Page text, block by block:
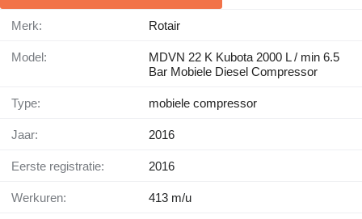
Merk: Rotair
Model:
MDVN 22 K Kubota 2000 L / min 6.5
Bar Mobiele Diesel Compressor
Type: mobiele compressor
Jaar: 2016
Eerste registratie: 2016
Werkuren: 413 m/u